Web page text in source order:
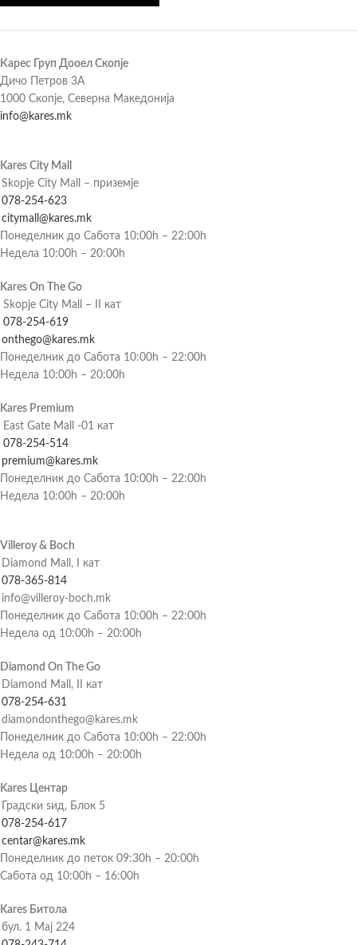
Карес Груп Дооел Скопје
Дичо Петров 3А
1000 Скопје, Северна Македонија
info@kares.mk
Kares City Mall
Skopje City Mall – приземје
078-254-623
citymall@kares.mk
Понеделник до Сабота 10:00h – 22:00h
Недела 10:00h – 20:00h
Kares On The Go
Skopje City Mall – II кат
078-254-619
onthego@kares.mk
Понеделник до Сабота 10:00h – 22:00h
Недела 10:00h – 20:00h
Kares Premium
East Gate Mall -01 кат
078-254-514
premium@kares.mk
Понеделник до Сабота 10:00h – 22:00h
Недела 10:00h – 20:00h
Villeroy & Boch
Diamond Mall, I кат
078-365-814
info@villeroy-boch.mk
Понеделник до Сабота 10:00h – 22:00h
Недела од 10:00h – 20:00h
Diamond On The Go
Diamond Mall, II кат
078-254-631
diamondonthego@kares.mk
Понеделник до Сабота 10:00h – 22:00h
Недела од 10:00h – 20:00h
Kares Центар
Градски ѕид, Блок 5
078-254-617
centar@kares.mk
Понеделник до петок 09:30h – 20:00h
Сабота од 10:00h – 16:00h
Kares Битола
бул. 1 Мај 224